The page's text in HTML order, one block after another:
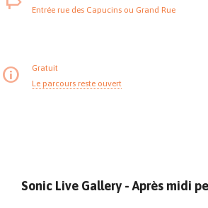
Entrée rue des Capucins ou Grand Rue
Gratuit
Le parcours reste ouvert